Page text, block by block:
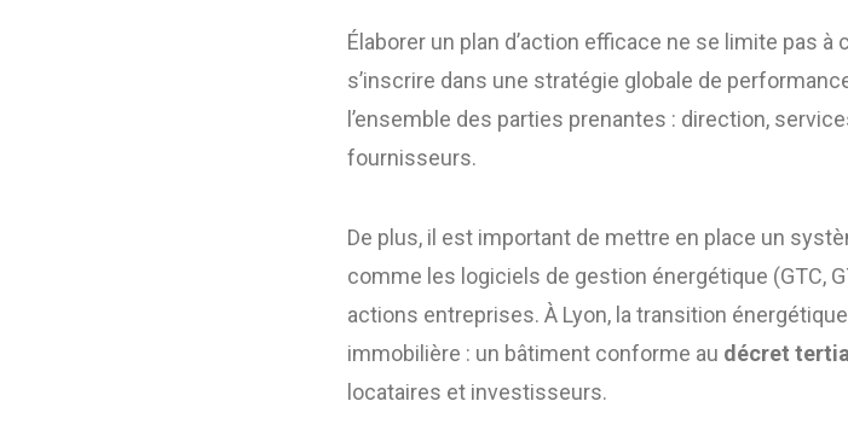
Élaborer un plan d’action efficace ne se limite pas
s’inscrire dans une stratégie globale de
l’ensemble des parties prenantes : direction,
fournisseurs.
De plus, il est important de mettre en place un
comme les logiciels de gestion énergétique (GTC,
actions entreprises. À Lyon, la transition
immobilière : un bâtiment conforme au décret
locataires et investisseurs.